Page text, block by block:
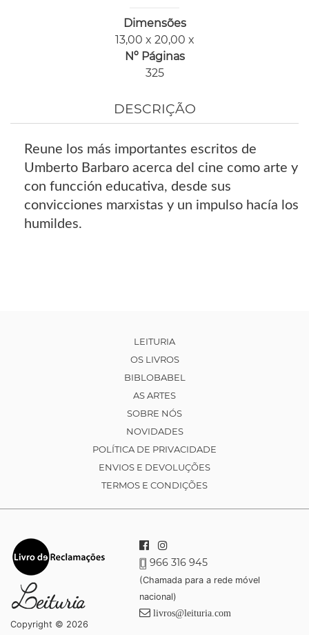
Dimensões
13,00 x 20,00 x
Nº Páginas
325
DESCRIÇÃO
Reune los más importantes escritos de
Umberto Barbaro acerca del cine como arte y
con funcción educativa, desde sus
convicciones marxistas y un impulso hacía los
humildes.
LEITURIA
OS LIVROS
BIBLOBABEL
AS ARTES
SOBRE NÓS
NOVIDADES
POLÍTICA DE PRIVACIDADE
ENVIOS E DEVOLUÇÕES
TERMOS E CONDIÇÕES
Copyright © 2026
966 316 945
(Chamada para a rede móvel
nacional)
livros@leituria.com